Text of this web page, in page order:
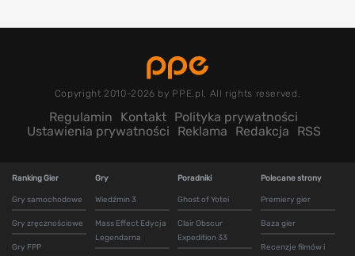
Copyright 2010-2026 by PPE.pl. All rights reserved.
Regulamin Kontakt Polityka prywatności
Ustawienia prywatności
Reklama Redakcja RSS
Ranking Gier
Gry samochodowe
Gry zręcznościowe
Gry FPP
Gry
Wiedźmin 3
Mass Effect Edycja
Legendarna
Poradniki
Ghost of Yotei
Clair Obscur
Expedition 33
Polecane strony
Premiery gier
Baza gier
Recenzje filmów i